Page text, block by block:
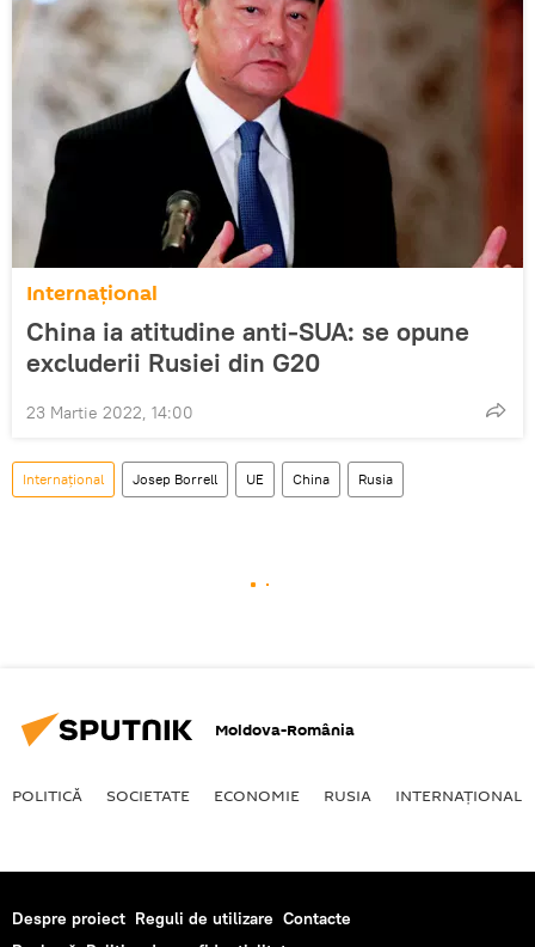
Internaţional
China ia atitudine anti-SUA: se opune
excluderii Rusiei din G20
23 Martie 2022, 14:00
Internaţional Josep Borrell UE China Rusia
Moldova-România
POLITICĂ SOCIETATE ECONOMIE RUSIA INTERNAŢIONAL
Despre proiect Reguli de utilizare Contacte